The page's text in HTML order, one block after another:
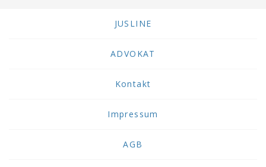
JUSLINE
ADVOKAT
Kontakt
Impressum
AGB